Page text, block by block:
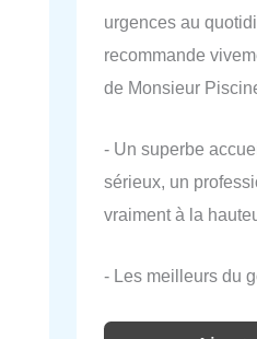
urgences au
recommande
de Monsieur
- Un superbe
sérieux, un
vraiment à la
- Les meilleurs du